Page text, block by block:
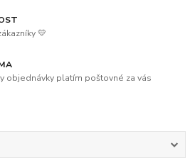
💛
objednávky platím poštovné za vás